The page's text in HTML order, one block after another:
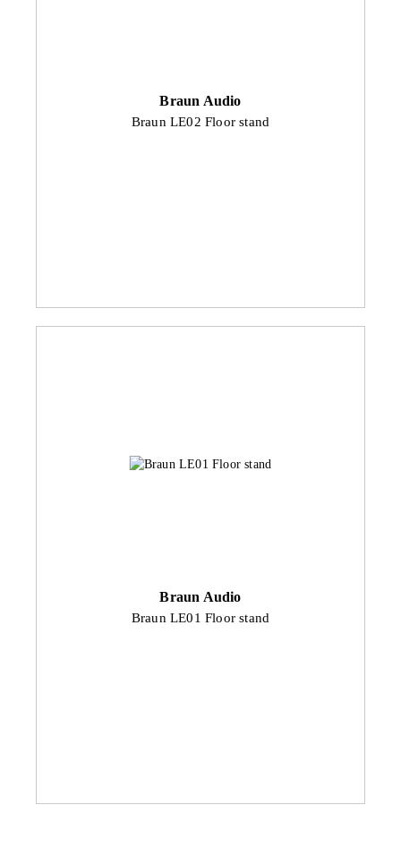
Braun Audio
Braun LE02 Floor stand
Braun Audio
Braun LE01 Floor stand